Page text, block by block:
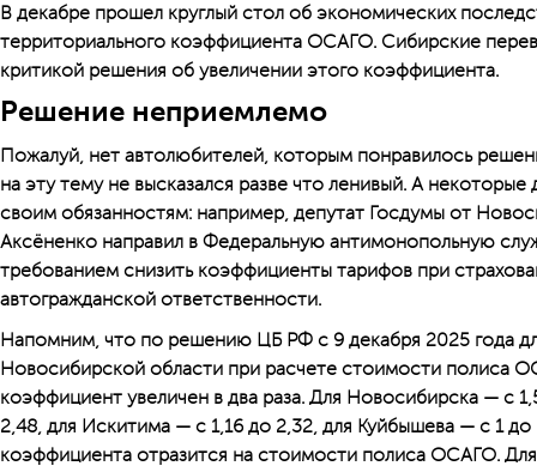
В декабре прошел круглый стол об экономических
территориального коэффициента ОСАГО. Сибирские
критикой решения об увеличении этого коэффициента.
Решение неприемлемо
Пожалуй, нет автолюбителей, которым понравилось
на эту тему не высказался разве что ленивый. А некоторые
своим обязанностям: например, депутат Госдумы от
Аксёненко направил в Федеральную антимонопольную
требованием снизить коэффициенты тарифов при
автогражданской ответственности.
Напомним, что по решению ЦБ РФ с 9 декабря 2025 года
Новосибирской области при расчете стоимости полиса
коэффициент увеличен в два раза. Для Новосибирска — с
2,48, для Искитима — с 1,16 до 2,32, для Куйбышева — с 1
коэффициента отразится на стоимости полиса ОСАГО. Для